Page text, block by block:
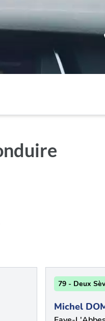
79 - Deux
Michel